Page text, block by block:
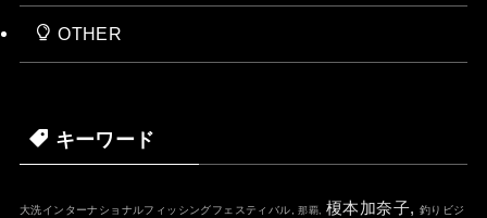
OTHER
キーワード
大洗インターナショナルフィッシングフェスティバル,那覇,榎本加奈子, 釣りビジ